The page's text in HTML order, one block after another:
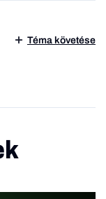
Téma követése